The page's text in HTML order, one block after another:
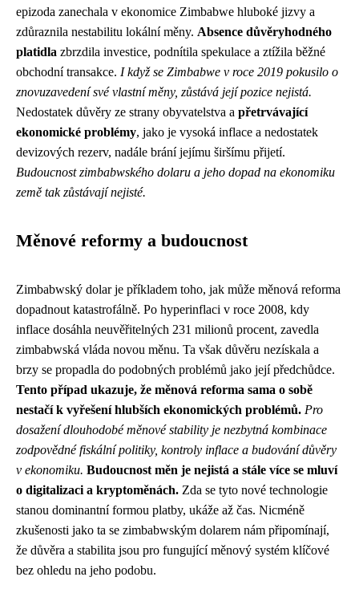
epizoda zanechala v ekonomice Zimbabwe hluboké jizvy a
zdůraznila nestabilitu lokální měny. Absence důvěryhodného
platidla zbrzdila investice, podnítila spekulace a ztížila běžné
obchodní transakce. I když se Zimbabwe v roce 2019 pokusilo o
znovuzavedení své vlastní měny, zůstává její pozice nejistá.
Nedostatek důvěry ze strany obyvatelstva a přetrvávající
ekonomické problémy, jako je vysoká inflace a nedostatek
devizových rezerv, nadále brání jejímu širšímu přijetí.
Budoucnost zimbabwského dolaru a jeho dopad na ekonomiku
země tak zůstávají nejisté.
Měnové reformy a budoucnost
Zimbabwský dolar je příkladem toho, jak může měnová reforma
dopadnout katastrofálně. Po hyperinflaci v roce 2008, kdy
inflace dosáhla neuvěřitelných 231 milionů procent, zavedla
zimbabwská vláda novou měnu. Ta však důvěru nezískala a
brzy se propadla do podobných problémů jako její předchůdce.
Tento případ ukazuje, že měnová reforma sama o sobě
nestačí k vyřešení hlubších ekonomických problémů. Pro
dosažení dlouhodobé měnové stability je nezbytná kombinace
zodpovědné fiskální politiky, kontroly inflace a budování důvěry
v ekonomiku. Budoucnost měn je nejistá a stále více se mluví
o digitalizaci a kryptoměnách. Zda se tyto nové technologie
stanou dominantní formou platby, ukáže až čas. Nicméně
zkušenosti jako ta se zimbabwským dolarem nám připomínají,
že důvěra a stabilita jsou pro fungující měnový systém klíčové
bez ohledu na jeho podobu.